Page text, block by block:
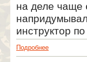
на деле чаще
инструктор
Подробнее